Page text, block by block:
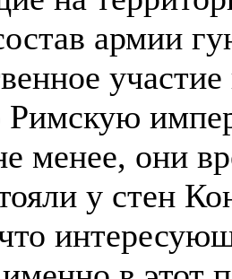
армии
Римскую
менее, они
у стен